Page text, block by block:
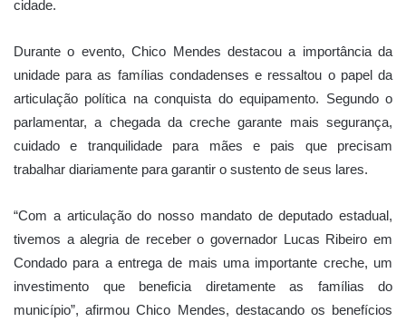
cidade.
Durante o evento, Chico Mendes destacou a importância da
unidade para as famílias condadenses e ressaltou o papel da
articulação política na conquista do equipamento. Segundo o
parlamentar, a chegada da creche garante mais segurança,
cuidado e tranquilidade para mães e pais que precisam
trabalhar diariamente para garantir o sustento de seus lares.
“Com a articulação do nosso mandato de deputado estadual,
tivemos a alegria de receber o governador Lucas Ribeiro em
Condado para a entrega de mais uma importante creche, um
investimento que beneficia diretamente as famílias do
município”, afirmou Chico Mendes, destacando os benefícios